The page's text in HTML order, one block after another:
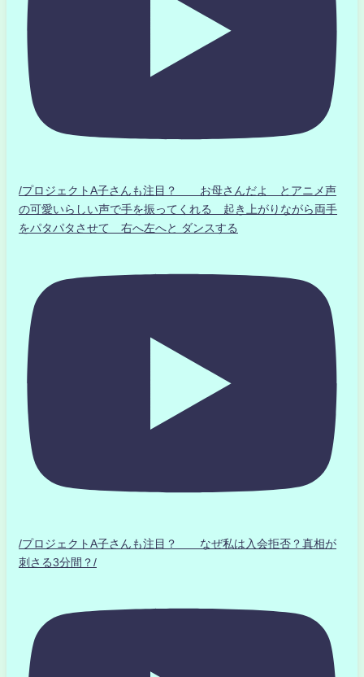
/プロジェクトA子さんも注目？ お母さんだよ とアニメ声
の可愛いらしい声で手を振ってくれる 起き上がりながら両手
をパタパタさせて 右へ左へと ダンスする
/プロジェクトA子さんも注目？ なぜ私は入会拒否？真相が
刺さる3分間？/